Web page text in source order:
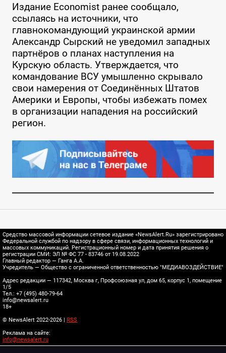
Издание Economist ранее сообщало,
ссылаясь на источники, что
главнокомандующий украинской армии
Александр Сырский не уведомил западных
партнёров о планах наступления на
Курскую область. Утверждается, что
командование ВСУ умышленно скрывало
свои намерения от Соединённых Штатов
Америки и Европы, чтобы избежать помех
в организации нападения на российский
регион.
Средство массовой информации сетевое издание «NewsAlert.Ru» зарегистрировано
Федеральной службой по надзору в сфере связи, информационных технологий и
массовых коммуникаций. Регистрационный номер и дата принятия решения о
регистрации СМИ: ЭЛ № ФС 77 - 83746 от 19.08.2022
Главный редактор — Ганга А.А.
Учредитель — Общество с ограниченной ответственностью "МЕДИАВОЗДЕЙСТВИЕ"
Адрес редакции — 117342, Москва г, Профсоюзная ул, дом 65, корпус 1, помещение
1/5
Тел.: +7 (495) 480-79-64
info@newsalert.ru
18+
© NewsAlert 2022-2026 |
RSS
Реклама на сайте:
info@newsalert.ru